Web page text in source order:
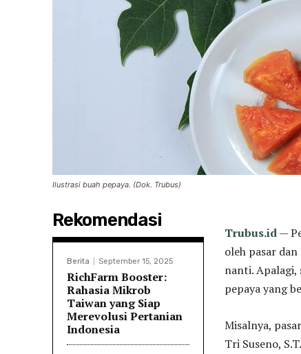
Ilustrasi buah pepaya. (Dok. Trubus)
Rekomendasi
Berita September 15, 2025
RichFarm Booster:
Rahasia Mikrob
Taiwan yang Siap
Merevolusi Pertanian
Indonesia
Trubus.id—
oleh pasar
nanti.
pepaya yang
Misalnya,
Tri Suseno,